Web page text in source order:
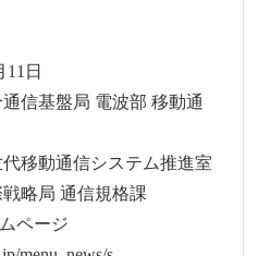
日
基盤局 電波部 移動通
システム推進室
信規格課
ページ